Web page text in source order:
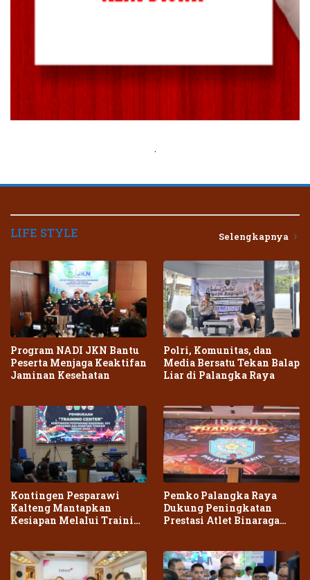
.
LIFE STYLE Selengkapnya
Program NADI JKN Bantu
Peserta Menjaga Keaktifan
Jaminan Kesehatan
Polri, Komunitas, dan
Media Bersatu Tekan Balap
Liar di Palangka Raya
Kontingen Pesparawi
Kalteng Mantapkan
Kesiapan Melalui Training
Pemko Palangka Raya
Dukung Peningkatan
Prestasi Atlet Binaraga